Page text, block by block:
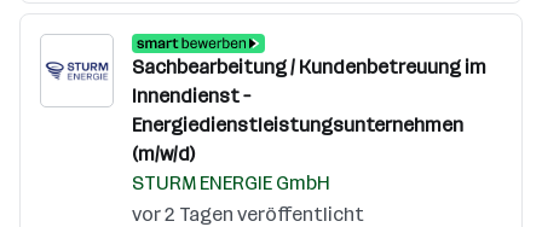
Sachbearbeitung / Kundenbetreuung im
Innendienst –
Energiedienstleistungsunternehmen
(m/w/d)
STURM ENERGIE GmbH
vor 2 Tagen veröffentlicht